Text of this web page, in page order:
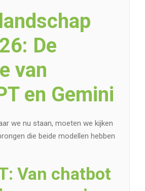
De
van
en Gemini
we nu staan, moeten we kijken
die beide modellen hebben
Van chatbot